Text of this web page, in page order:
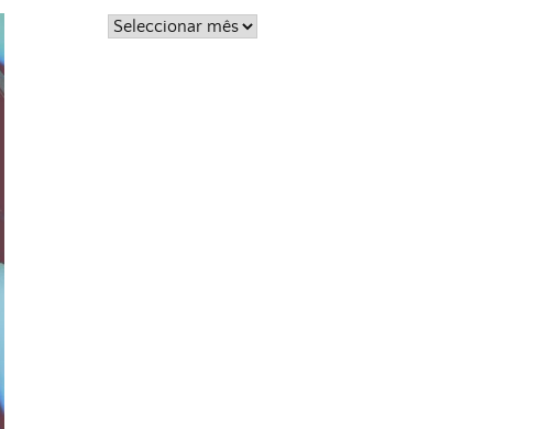
Posts